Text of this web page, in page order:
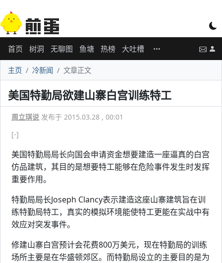
首页 树洞 无聊图 鱼塘 热榜 大吐槽
主页 冷新闻 文章正文
美国特勤局欲建山寨白宫训练特工
周立琪说 发布于 2015.03.28 , 00:01
[-]
美国特勤局局长向国会申请资金想要建造一座逼真的白宫
仿品建筑，其目的是想要特工能够在危险事件发生时发挥
重要作用。
特勤局局长Joseph Clancy表示建造这座山寨建筑旨在训
练特勤局特工，真实的模拟环境能使特工更能在实战中有
效应对突发事件。
修建山寨白宫预计会花费800万美元，现在特勤局的训练
场所主要是在华盛顿郊区。而特勤局设立的主要目的是为